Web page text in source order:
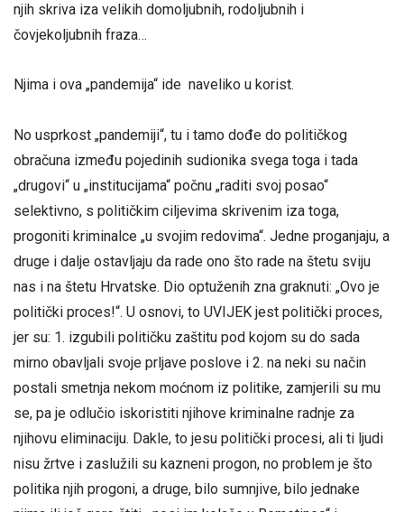
njih skriva iza velikih domoljubnih, rodoljubnih i
čovjekoljubnih fraza…
Njima i ova „pandemija“ ide naveliko u korist.
No usprkost „pandemiji“, tu i tamo dođe do političkog
obračuna između pojedinih sudionika svega toga i tada
„drugovi“ u „institucijama“ počnu „raditi svoj posao“
selektivno, s političkim ciljevima skrivenim iza toga,
progoniti kriminalce „u svojim redovima“. Jedne proganjaju, a
druge i dalje ostavljaju da rade ono što rade na štetu sviju
nas i na štetu Hrvatske. Dio optuženih zna graknuti: „Ovo je
politički proces!“. U osnovi, to UVIJEK jest politički proces,
jer su: 1. izgubili političku zaštitu pod kojom su do sada
mirno obavljali svoje prljave poslove i 2. na neki su način
postali smetnja nekom moćnom iz politike, zamjerili su mu
se, pa je odlučio iskoristiti njihove kriminalne radnje za
njihovu eliminaciju. Dakle, to jesu politički procesi, ali ti ljudi
nisu žrtve i zaslužili su kazneni progon, no problem je što
politika njih progoni, a druge, bilo sumnjive, bilo jednake